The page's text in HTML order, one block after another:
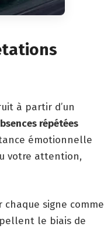
à partir d’un
répétées
émotionnelle
votre attention,
signe comme
le biais de